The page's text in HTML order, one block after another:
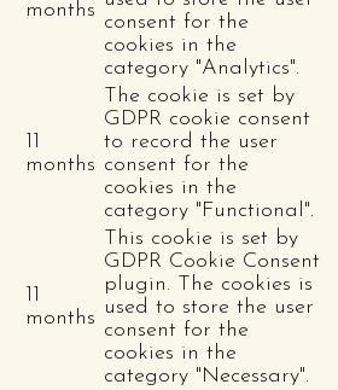
months
consent for the
cookies in the
category "Analytics".
11
months
The cookie is set by
GDPR cookie consent
to record the user
consent for the
cookies in the
category "Functional".
11
months
This cookie is set by
GDPR Cookie Consent
plugin. The cookies is
used to store the user
consent for the
cookies in the
category "Necessary".